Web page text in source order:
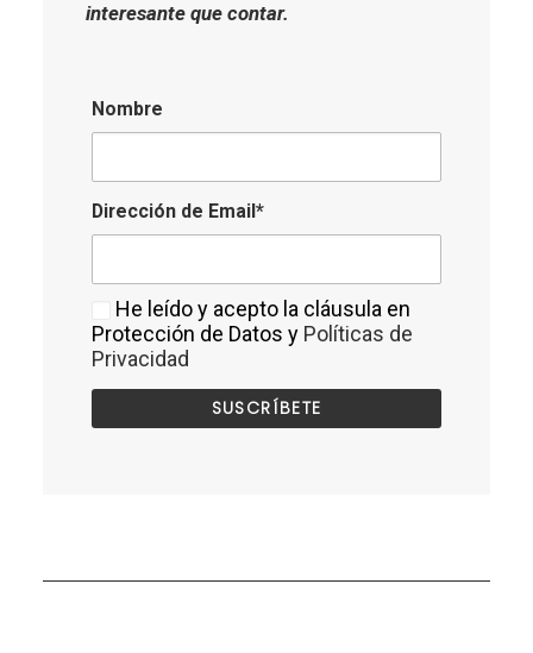
interesante que contar.
Nombre
Dirección de Email*
He leído y acepto la cláusula en
Protección de Datos y Políticas de
Privacidad